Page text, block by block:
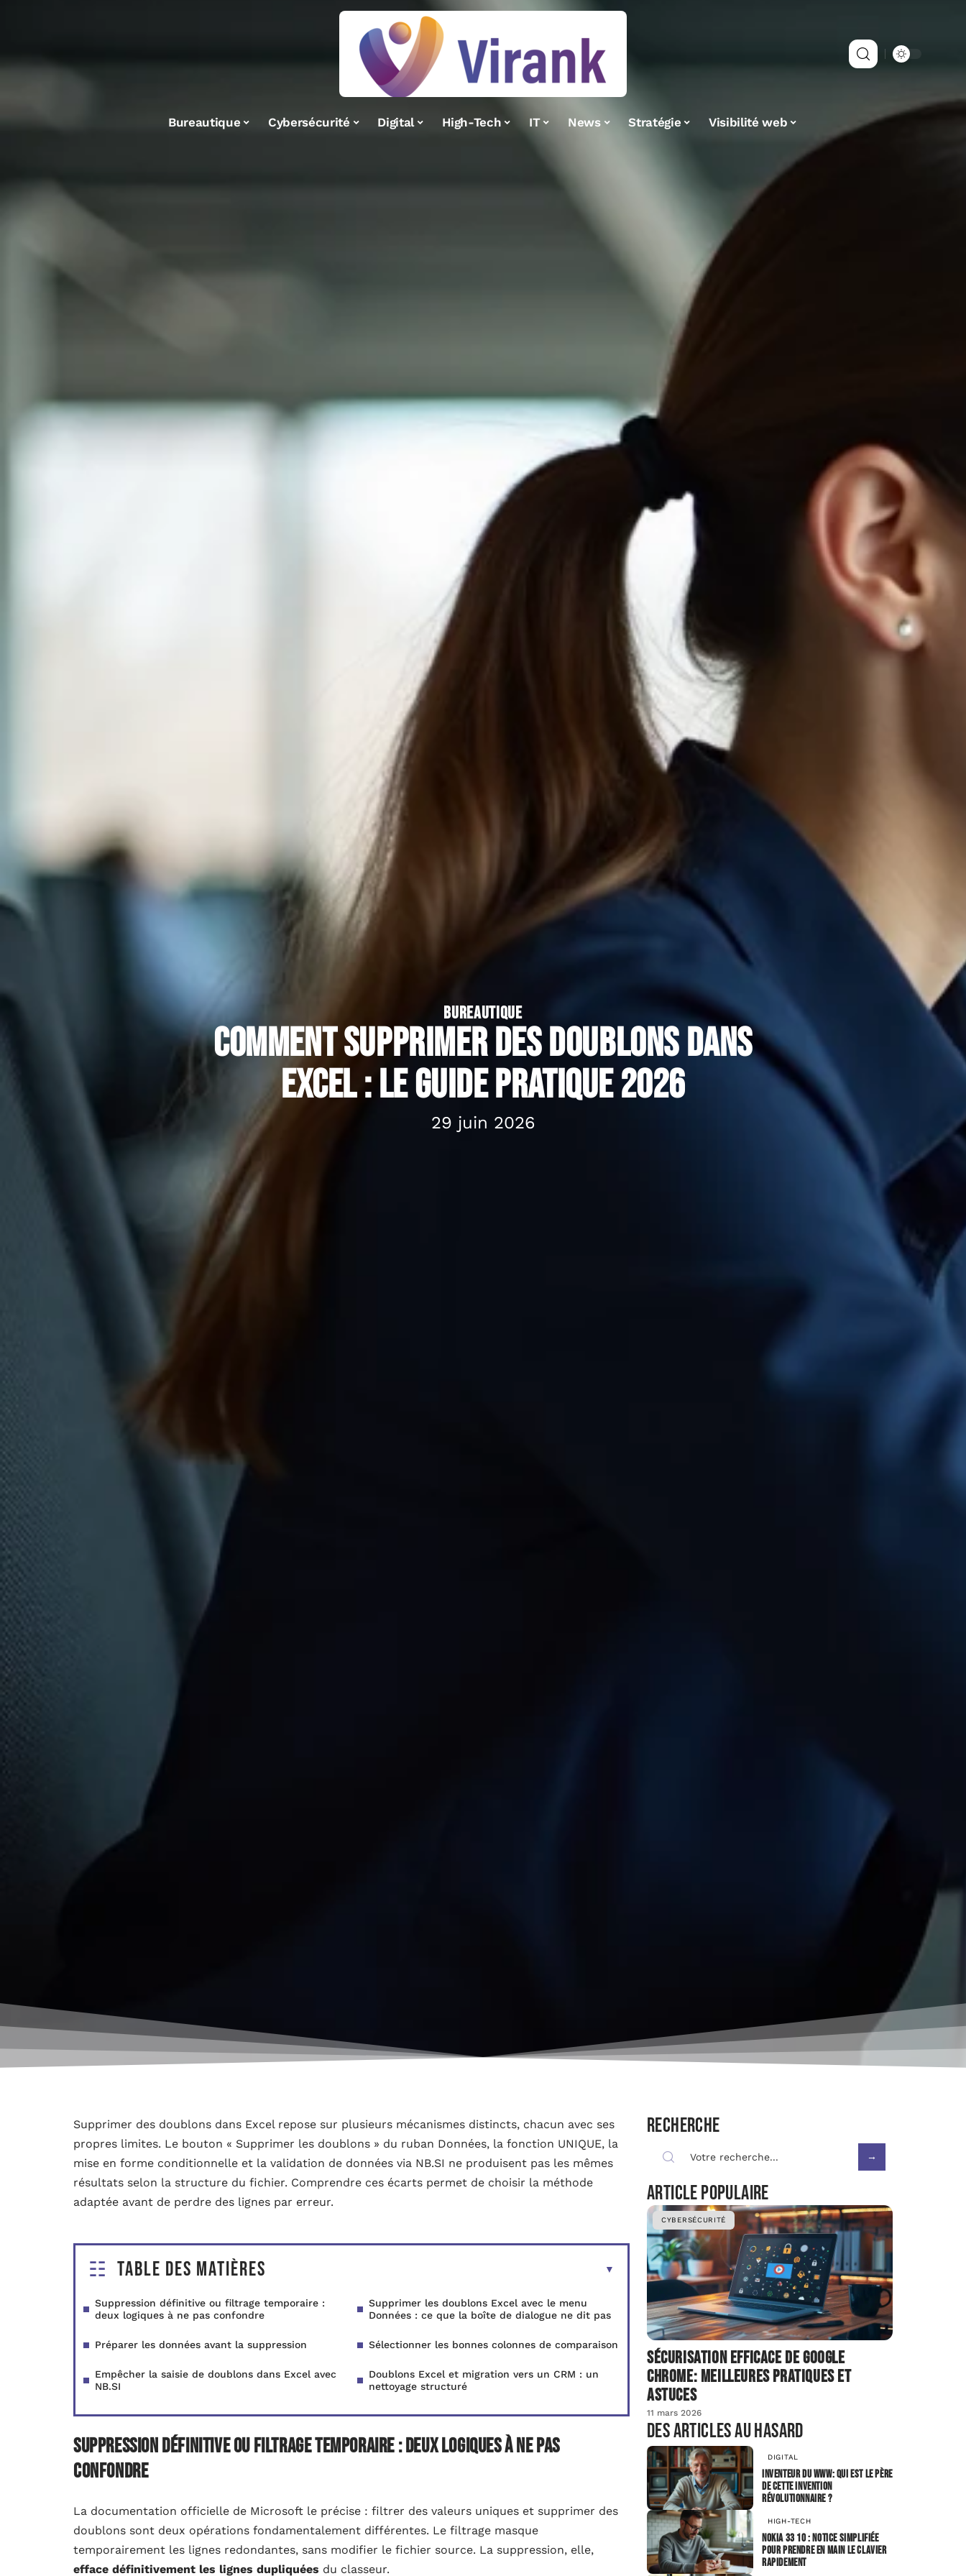
Bureautique Cybersécurité Digital High-Tech IT News Stratégie Visibilité web
BUREAUTIQUE
Comment supprimer des doublons dans
Excel : le guide pratique 2026
29 juin 2026
Supprimer des doublons dans Excel repose sur plusieurs mécanismes distincts, chacun avec ses
propres limites. Le bouton « Supprimer les doublons » du ruban Données, la fonction UNIQUE, la
mise en forme conditionnelle et la validation de données via NB.SI ne produisent pas les mêmes
résultats selon la structure du fichier. Comprendre ces écarts permet de choisir la méthode
adaptée avant de perdre des lignes par erreur.
Table des matières
Suppression définitive ou filtrage temporaire :
deux logiques à ne pas confondre
Supprimer les doublons Excel avec le menu
Données : ce que la boîte de dialogue ne dit pas
Préparer les données avant la suppression Sélectionner les bonnes colonnes de comparaison
Empêcher la saisie de doublons dans Excel avec
NB.SI
Doublons Excel et migration vers un CRM : un
nettoyage structuré
Suppression définitive ou filtrage temporaire : deux logiques à ne pas
confondre
La documentation officielle de Microsoft le précise : filtrer des valeurs uniques et supprimer des
doublons sont deux opérations fondamentalement différentes. Le filtrage masque
temporairement les lignes redondantes, sans modifier le fichier source. La suppression, elle,
efface définitivement les lignes dupliquées du classeur.
Recherche
Article populaire
CYBERSÉCURITÉ
Sécurisation efficace de Google
Chrome: meilleures pratiques et
astuces
11 mars 2026
Des articles au hasard
DIGITAL
Inventeur du www: qui est le père
de cette invention
révolutionnaire ?
HIGH-TECH
Nokia 33 10 : notice simplifiée
pour prendre en main le clavier
rapidement